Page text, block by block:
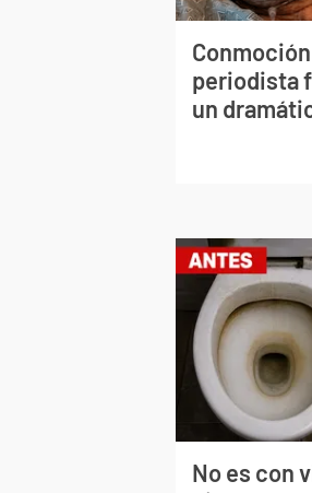
periodista
un
No es con